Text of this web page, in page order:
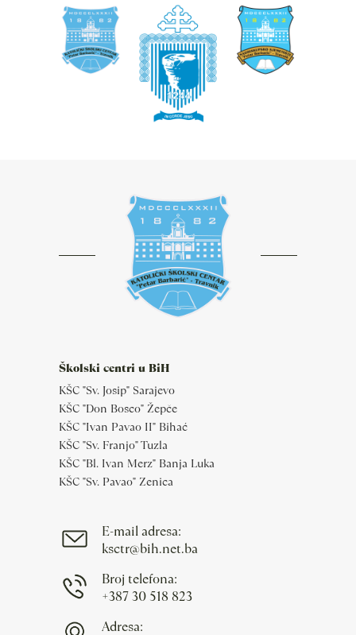
Školski centri u BiH
KŠC "Sv. Josip" Sarajevo
KŠC "Don Bosco" Žepče
KŠC "Ivan Pavao II" Bihać
KŠC "Sv. Franjo" Tuzla
KŠC "Bl. Ivan Merz" Banja Luka
KŠC "Sv. Pavao" Zenica
E-mail adresa:
ksctr@bih.net.ba
Broj telefona:
+387 30 518 823
Adresa: